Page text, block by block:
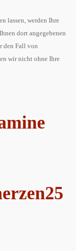
lassen, werden Ihre
dort angegebenen
den Fall von
wir nicht ohne Ihre